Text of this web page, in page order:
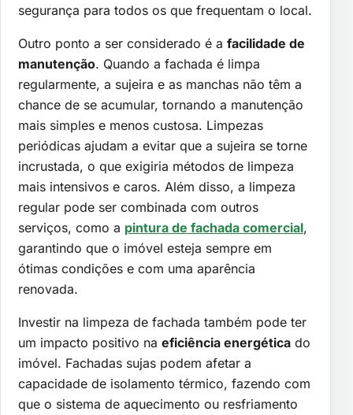
segurança para todos os que frequentam o local.
Outro ponto a ser considerado é a facilidade de
manutenção. Quando a fachada é limpa
regularmente, a sujeira e as manchas não têm a
chance de se acumular, tornando a manutenção
mais simples e menos custosa. Limpezas
periódicas ajudam a evitar que a sujeira se torne
incrustada, o que exigiria métodos de limpeza
mais intensivos e caros. Além disso, a limpeza
regular pode ser combinada com outros
serviços, como a pintura de fachada comercial,
garantindo que o imóvel esteja sempre em
ótimas condições e com uma aparência
renovada.
Investir na limpeza de fachada também pode ter
um impacto positivo na eficiência energética do
imóvel. Fachadas sujas podem afetar a
capacidade de isolamento térmico, fazendo com
que o sistema de aquecimento ou resfriamento